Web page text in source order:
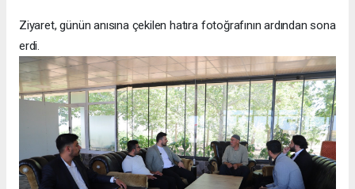
Ziyaret, günün anısına çekilen hatıra fotoğrafının ardından sona
erdi.